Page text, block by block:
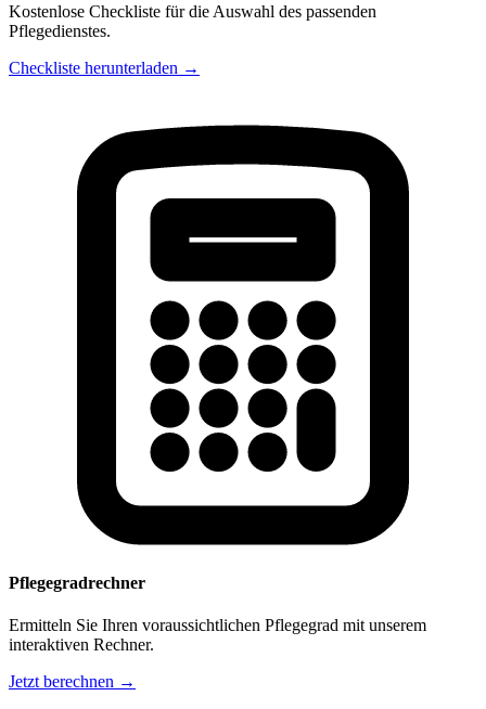
Kostenlose Checkliste für die Auswahl des passenden
Pflegedienstes.
Checkliste herunterladen →
Pflegegradrechner
Ermitteln Sie Ihren voraussichtlichen Pflegegrad mit unserem
interaktiven Rechner.
Jetzt berechnen →